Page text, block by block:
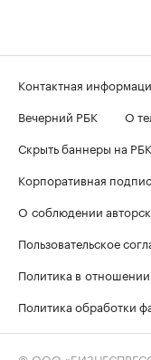
Контактная
Вечерний РБК
О
Скрыть баннеры на РБК
Корпоративная
О соблюдении
Пользовательское
Политика в
Политика обработки